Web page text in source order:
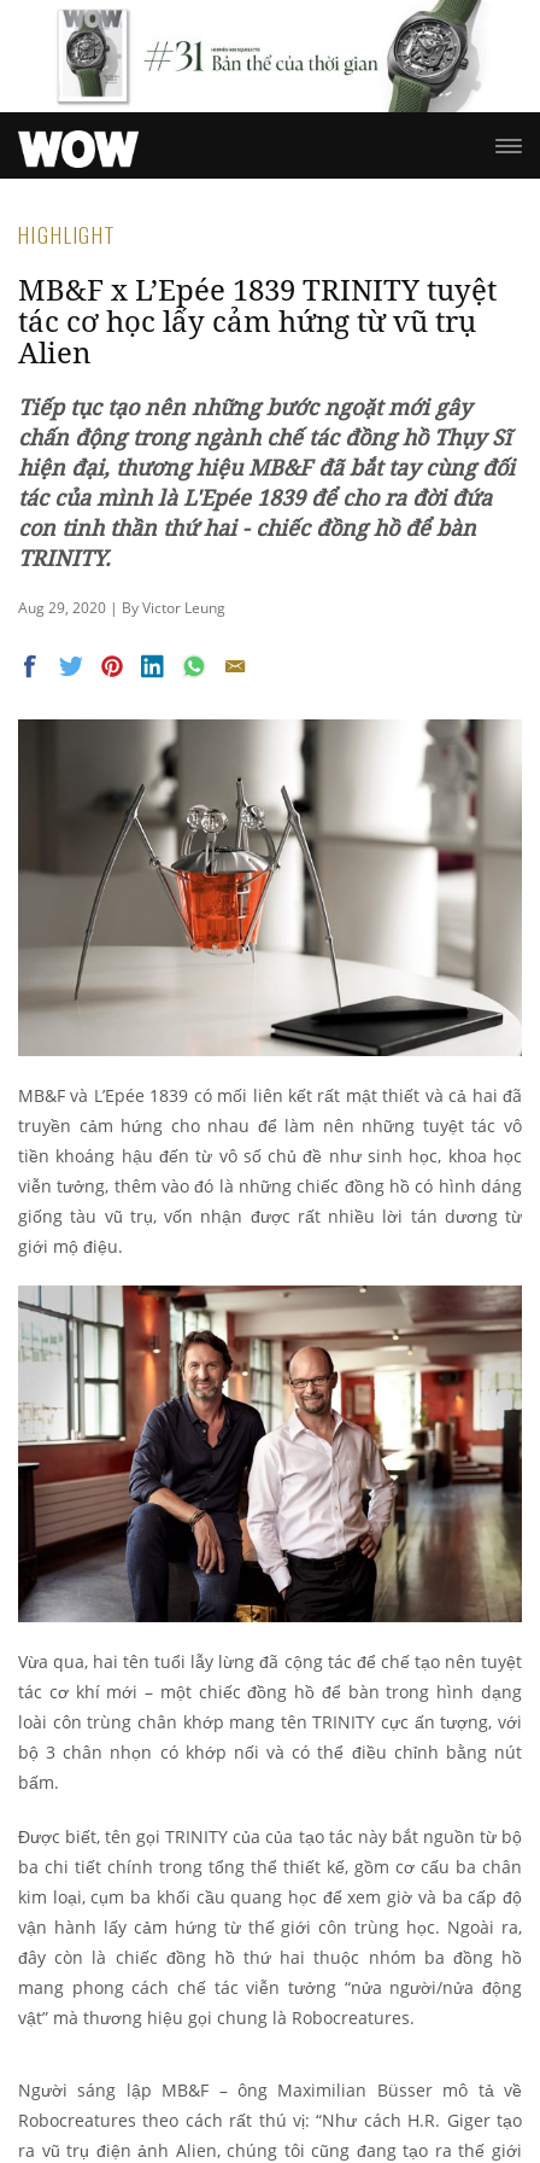
HIGHLIGHT
MB&F x L’Epée 1839 TRINITY tuyệt
tác cơ học lấy cảm hứng từ vũ trụ
Alien
Tiếp tục tạo nên những bước ngoặt mới gây
chấn động trong ngành chế tác đồng hồ Thụy Sĩ
hiện đại, thương hiệu MB&F đã bắt tay cùng đối
tác của mình là L'Epée 1839 để cho ra đời đứa
con tinh thần thứ hai - chiếc đồng hồ để bàn
TRINITY.
Aug 29, 2020 | By Victor Leung
MB&F và L’Epée 1839 có mối liên kết rất mật thiết và cả hai đã
truyền cảm hứng cho nhau để làm nên những tuyệt tác vô
tiền khoáng hậu đến từ vô số chủ đề như sinh học, khoa học
viễn tưởng, thêm vào đó là những chiếc đồng hồ có hình dáng
giống tàu vũ trụ, vốn nhận được rất nhiều lời tán dương từ
giới mộ điệu.
Vừa qua, hai tên tuổi lẫy lừng đã cộng tác để chế tạo nên tuyệt
tác cơ khí mới – một chiếc đồng hồ để bàn trong hình dạng
loài côn trùng chân khớp mang tên TRINITY cực ấn tượng, với
bộ 3 chân nhọn có khớp nối và có thể điều chỉnh bằng nút
bấm.
Được biết, tên gọi TRINITY của của tạo tác này bắt nguồn từ bộ
ba chi tiết chính trong tổng thể thiết kế, gồm cơ cấu ba chân
kim loại, cụm ba khối cầu quang học để xem giờ và ba cấp độ
vận hành lấy cảm hứng từ thế giới côn trùng học. Ngoài ra,
đây còn là chiếc đồng hồ thứ hai thuộc nhóm ba đồng hồ
mang phong cách chế tác viễn tưởng “nửa người/nửa động
vật” mà thương hiệu gọi chung là Robocreatures.
Người sáng lập MB&F – ông Maximilian Büsser mô tả về
Robocreatures theo cách rất thú vị: “Như cách H.R. Giger tạo
ra vũ trụ điện ảnh Alien, chúng tôi cũng đang tạo ra thế giới